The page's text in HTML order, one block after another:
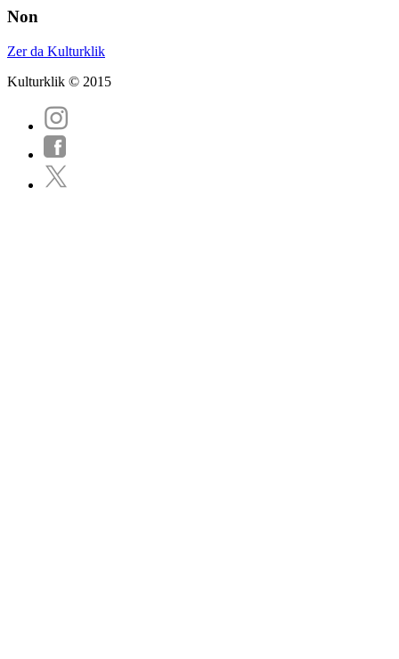
Non
Zer da Kulturklik
Kulturklik © 2015